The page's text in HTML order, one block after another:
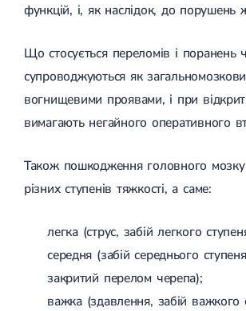
Лікування переломів щиколоток
Лікування переломів плеча
Лікування переломів передпліччя
Лікування переломів кісток тазу
Іммобілізація
Лікування переломів гомілки
Полиостеоартроз
Протез синовіальної рідини
PRP-терапія
Розрив зв'язок плечового суглобу
Розрив зв'язок ліктьового суглобу
Розрив зв'язок колінного суглоба
Розрив зв'язок гомілковостопного суглобу
Травми сухожиль та м'язів
функцій, і, як наслідок, до порушень
Що стосується переломів і поранень
супроводжуються як
вогнищевими проявами, і при
вимагають негайного оперативного
Також пошкодження головного
різних ступенів тяжкості, а саме:
легка (струс, забій легкого
середня (забій середнього
закритий перелом черепа);
важка (здавлення, забій важкого